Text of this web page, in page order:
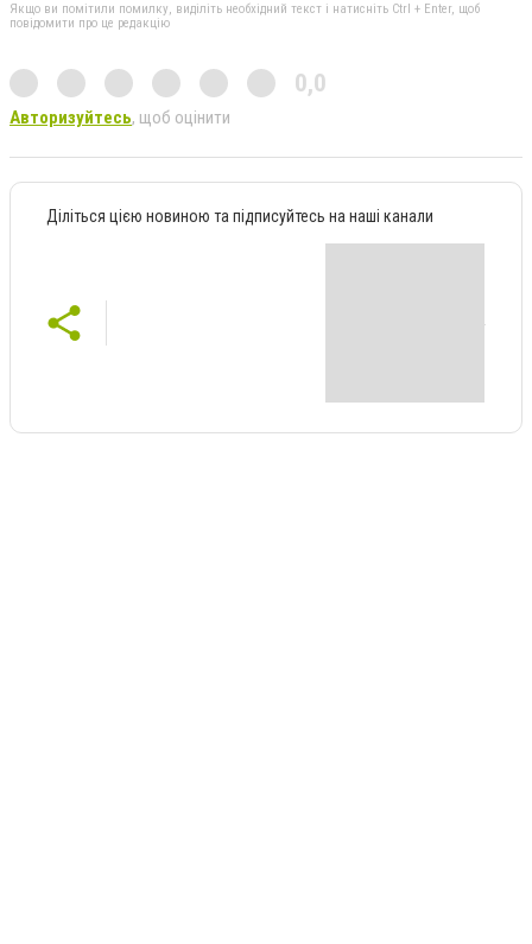
Якщо ви помітили помилку, виділіть необхідний текст і натисніть Ctrl + Enter, щоб
повідомити про це редакцію
0,0
Авторизуйтесь, щоб оцінити
Діліться цією новиною та підписуйтесь на наші канали